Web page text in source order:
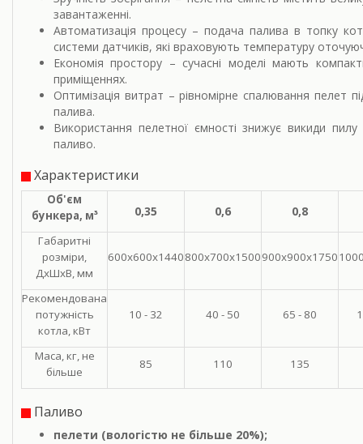
завантаженні.
Автоматизація процесу – подача палива в топку
системи датчиків, які враховують температуру
Економія простору – сучасні моделі мають
приміщеннях.
Оптимізація витрат – рівномірне спалювання пелет
палива.
Використання пелетної ємності знижує викиди
паливо.
Характеристики
Об'єм
бункера, м³
0,35 0,6 0,8
Габаритні
розміри,
ДхШхВ, мм
600х600х1440800х700х1500900х900х1750
Рекомендована
потужність
котла, кВт
10 - 32 40 - 50 65 - 80
Маса, кг, не
більше
85 110 135
Паливо
пелети (вологістю не більше 20%);